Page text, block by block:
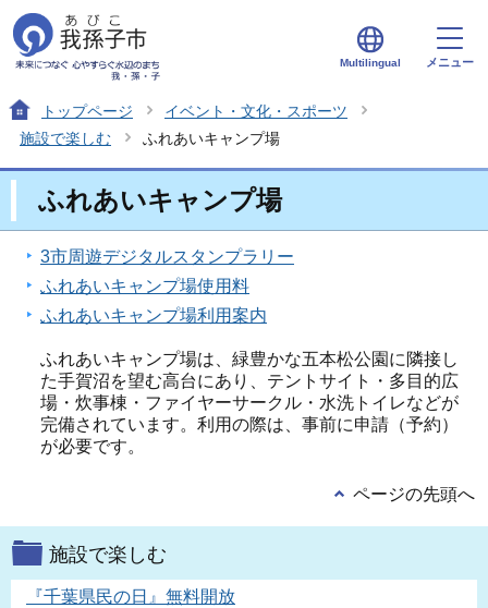
Multilingual メニュー
トップページ
イベント・文化・スポーツ
施設で楽しむ
ふれあいキャンプ場
ふれあいキャンプ場
3市周遊デジタルスタンプラリー
ふれあいキャンプ場使用料
ふれあいキャンプ場利用案内
ふれあいキャンプ場は、緑豊かな五本松公園に隣接し
た手賀沼を望む高台にあり、テントサイト・多目的広
場・炊事棟・ファイヤーサークル・水洗トイレなどが
完備されています。利用の際は、事前に申請（予約）
が必要です。
ページの先頭へ
施設で楽しむ
『千葉県民の日』無料開放